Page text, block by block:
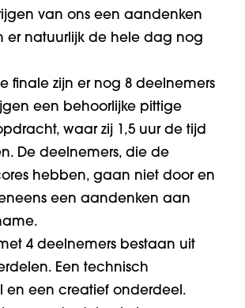
van ons een aandenken
er natuurlijk de hele dag nog
finale zijn er nog 8 deelnemers
een behoorlijke pittige
waar zij 1,5 uur de tijd
De deelnemers, die de
hebben, gaan niet door en
een aandenken aan
4 deelnemers bestaan uit
Een technisch
en een creatief onderdeel.